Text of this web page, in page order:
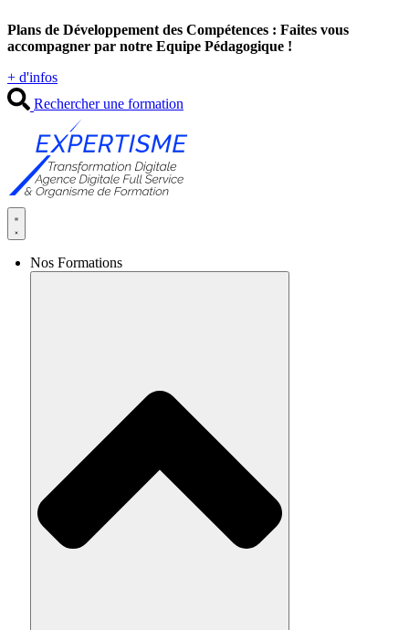
au
contenu
Plans de Développement des Compétences : Faites vous
accompagner par notre Equipe Pédagogique !
+ d'infos
Rechercher une formation
Nos Formations